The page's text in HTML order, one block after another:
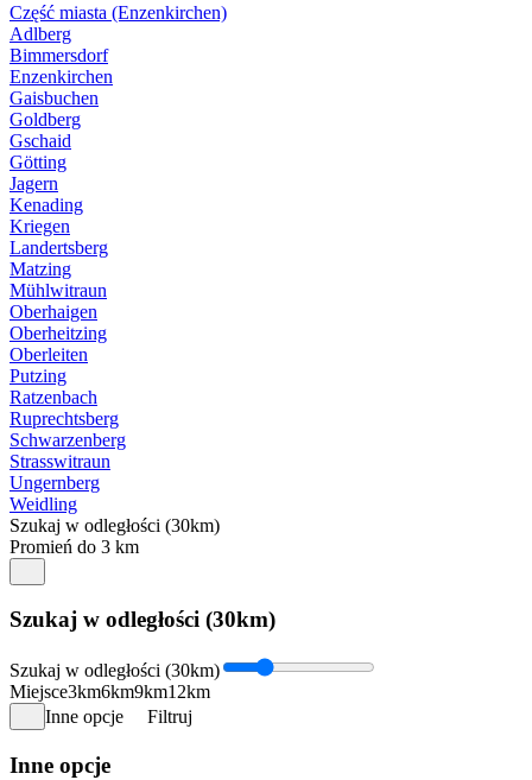
Część miasta (Enzenkirchen)
Adlberg
Bimmersdorf
Enzenkirchen
Gaisbuchen
Goldberg
Gschaid
Götting
Jagern
Kenading
Kriegen
Landertsberg
Matzing
Mühlwitraun
Oberhaigen
Oberheitzing
Oberleiten
Putzing
Ratzenbach
Ruprechtsberg
Schwarzenberg
Strasswitraun
Ungernberg
Weidling
Szukaj w odległości (30km)
Promień do 3 km
Szukaj w odległości (30km)
Szukaj w odległości (30km)
Miejsce3km6km9km12km
Inne opcje
Filtruj
Inne opcje